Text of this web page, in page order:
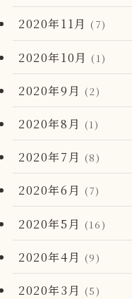
2020年11月 (7)
2020年10月 (1)
2020年9月 (2)
2020年8月 (1)
2020年7月 (8)
2020年6月 (7)
2020年5月 (16)
2020年4月 (9)
2020年3月 (5)